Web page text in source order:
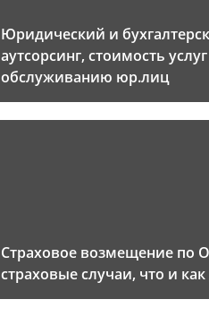
Юридический и
аутсорсинг, стоимость
обслуживанию юр.лиц
Страховое возмещение по
страховые случаи, что и как